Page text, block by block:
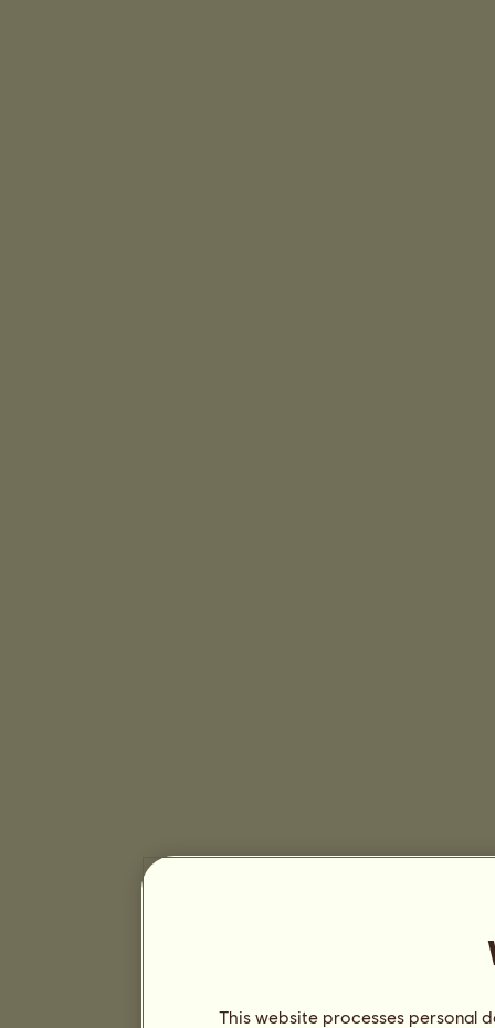
This website processes personal